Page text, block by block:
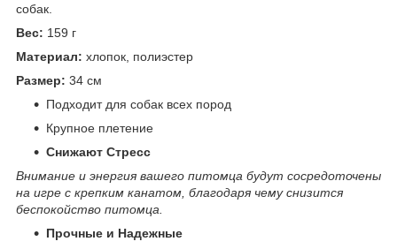
собак.
Вес: 159 г
Материал: хлопок, полиэстер
Размер: 34 см
Подходит для собак всех пород
Крупное плетение
Снижают Стресс
Внимание и энергия вашего питомца будут сосредоточены
на игре с крепким канатом, благодаря чему снизится
беспокойство питомца.
Прочные и Надежные